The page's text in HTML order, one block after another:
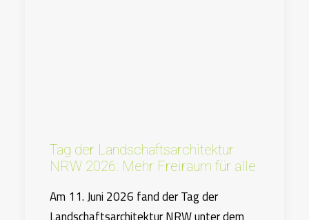
Tag der Landschaftsarchitektur
NRW 2026: Mehr Freiraum für alle
Am 11. Juni 2026 fand der Tag der
Landschaftsarchitektur NRW unter dem